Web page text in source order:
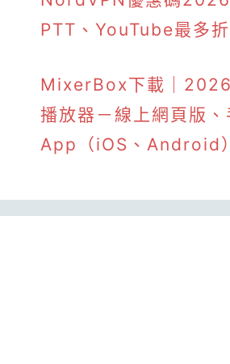
PTT、YouTube最多
MixerBox下載｜
播放器－線上網頁版、
App（iOS、Android）